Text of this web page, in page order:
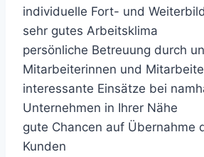
individuelle Fort- und
sehr gutes Arbeitsklima
persönliche Betreuung durch
Mitarbeiterinnen und
interessante Einsätze bei
Unternehmen in Ihrer Nähe
gute Chancen auf Übernahme
Kunden